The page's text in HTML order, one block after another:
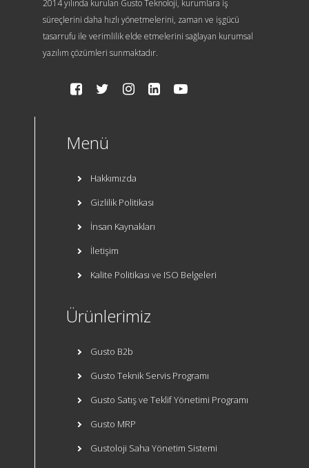
2014 yılında kurulan Gusto Teknoloji, kurumlara iş
süreçlerini daha hızlı yönetmelerini, zaman ve işgücü
tasarrufu ile verimlilik elde etmelerini sağlayan kurumsal
yazılım çözümleri sunmaktadır.
Menü
Hakkımızda
Gizlilik Politikası
İnsan Kaynakları
İletişim
Kalite Politikası ve ISO Belgeleri
Ürünlerimiz
Gusto B2b
Gusto Teknik Servis Programı
Gusto Satış ve Teklif Yönetimi Programı
Gusto MRP
Gustoloji Saha Yönetim Sistemi